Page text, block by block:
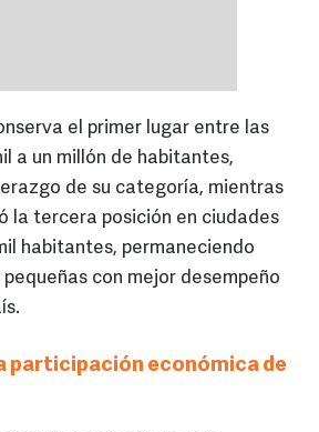
el primer lugar entre las
a un millón de habitantes,
de su categoría, mientras
la tercera posición en ciudades
habitantes, permaneciendo
con mejor desempeño
participación económica de